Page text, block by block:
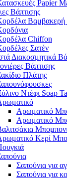
Papier
Βάπτισης
Βαμβακερή
Chiffon
Σατέν
Διακοσμητικά
Βάπτισης
Πλάτης
Ντέφι Soap
Αρωματικό
Αρωματικό
Κερί
Σαπούνια για
Σαπούνια για